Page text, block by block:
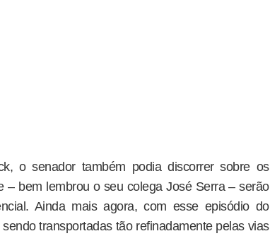
o senador também podia discorrer sobre os
– bem lembrou o seu colega José Serra – serão
Ainda mais agora, com esse episódio do
transportadas tão refinadamente pelas vias